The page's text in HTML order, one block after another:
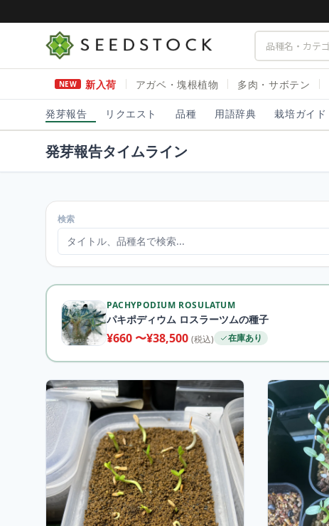
NEW 新入荷 アガベ・塊根植物 多肉・サボテン
発芽報告 リクエスト 品種 用語辞典 栽培ガイド
発芽報告タイムライン
検索
PACHYPODIUM ROSULATUM
パキポディウム ロスラーツムの種子
¥660 〜¥38,500 (税込) 在庫あり